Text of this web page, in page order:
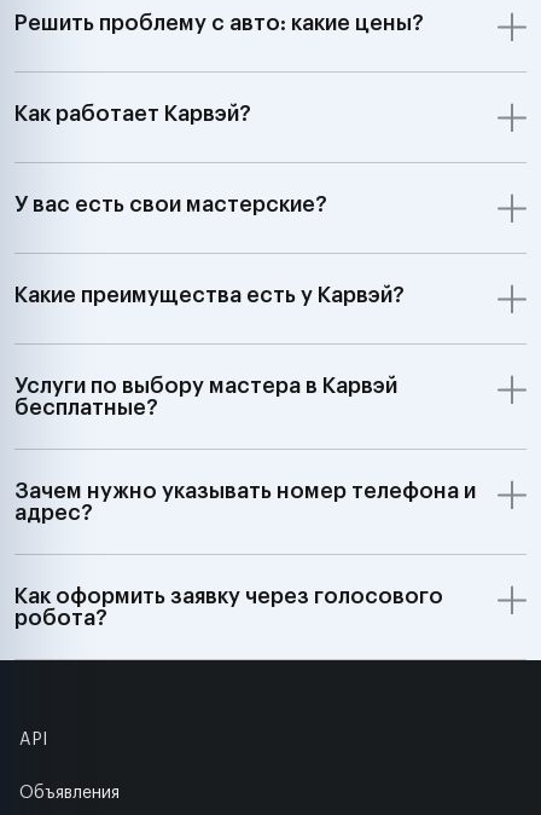
Решить проблему с авто: какие цены?
Как работает Карвэй?
У вас есть свои мастерские?
Какие преимущества есть у Карвэй?
Услуги по выбору мастера в Карвэй
бесплатные?
Зачем нужно указывать номер телефона и
адрес?
Как оформить заявку через голосового
робота?
API
Объявления